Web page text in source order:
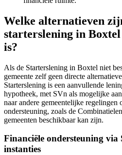
Welke alternatieven
starterslening in
is?
Als de Starterslening in Boxtel niet
gemeente zelf geen directe
Starterslening is een aanvullende
hypotheek, met SVn als mogelijke
naar andere gemeentelijke regelingen
ondersteuning, zoals de
gemeenten beschikbaar kan zijn.
Financiële ondersteuning via
instanties